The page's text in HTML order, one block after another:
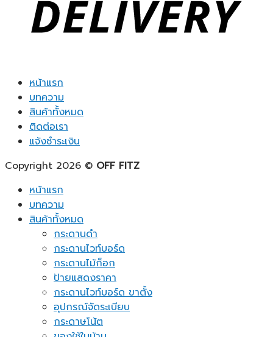
หน้าแรก
บทความ
สินค้าทั้งหมด
ติดต่อเรา
แจ้งชำระเงิน
Copyright 2026 © OFF FITZ
หน้าแรก
บทความ
สินค้าทั้งหมด
กระดานดำ
กระดานไวท์บอร์ด
กระดานไม้ก็อก
ป้ายแสดงราคา
กระดานไวท์บอร์ด ขาตั้ง
อุปกรณ์จัดระเบียบ
กระดาษโน้ต